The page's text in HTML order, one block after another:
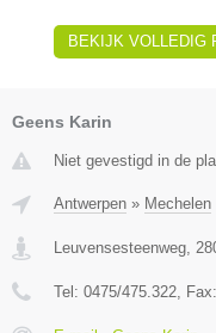
BEKIJK VOLLEDIG
Geens Karin
Niet gevestigd in de
Antwerpen » Mechelen
Leuvensesteenweg,
Tel: 0475/475.322, Fax: